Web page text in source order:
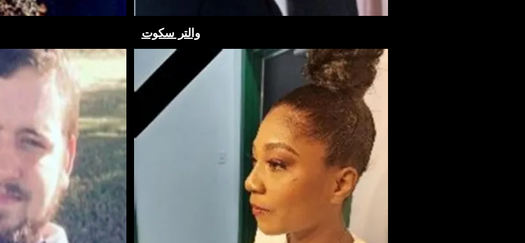
والتر سكوت